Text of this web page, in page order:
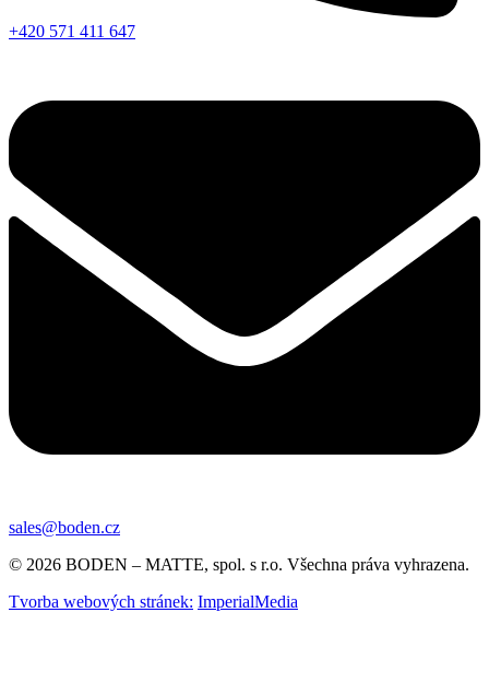
+420 571 411 647
sales@boden.cz
© 2026 BODEN – MATTE, spol. s r.o. Všechna práva vyhrazena.
Tvorba webových stránek: ImperialMedia